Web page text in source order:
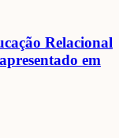
Relacional
em